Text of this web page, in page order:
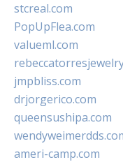
stcreal.com
PopUpFlea.com
valueml.com
jmpbliss.com
drjorgerico.com
queensushipa.com
ameri-camp.com